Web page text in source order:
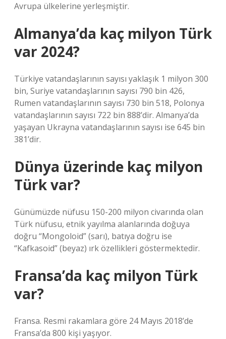
Avrupa ülkelerine yerleşmiştir.
Almanya’da kaç milyon Türk
var 2024?
Türkiye vatandaşlarının sayısı yaklaşık 1 milyon 300
bin, Suriye vatandaşlarının sayısı 790 bin 426,
Rumen vatandaşlarının sayısı 730 bin 518, Polonya
vatandaşlarının sayısı 722 bin 888’dir. Almanya’da
yaşayan Ukrayna vatandaşlarının sayısı ise 645 bin
381’dir.
Dünya üzerinde kaç milyon
Türk var?
Günümüzde nüfusu 150-200 milyon civarında olan
Türk nüfusu, etnik yayılma alanlarında doğuya
doğru “Mongoloid” (sarı), batıya doğru ise
“Kafkasoid” (beyaz) ırk özellikleri göstermektedir.
Fransa’da kaç milyon Türk
var?
Fransa. Resmi rakamlara göre 24 Mayıs 2018’de
Fransa’da 800 kişi yaşıyor.